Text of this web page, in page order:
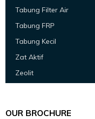
Tabung Filter Air
Tabung FRP
Tabung Kecil
Zat Aktif
Zeolit
OUR BROCHURE